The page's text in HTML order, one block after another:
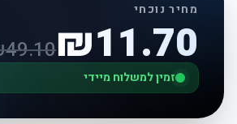
מחיר נוכחי
₪11.70
49.10
זמין למשלוח מיידי